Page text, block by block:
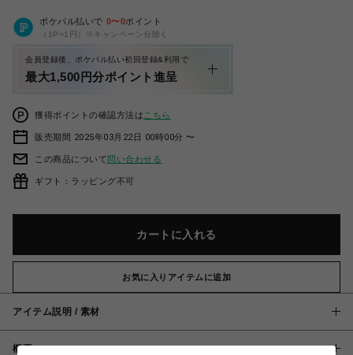
ポケパル払いで 0〜0ポイント
（1P=1円）※キャンペーン分除く
会員登録後、ポケパル払い初回登録&利用で
最大1,500円分ポイント進呈
獲得ポイントの確認方法は こちら
販売期間 2025年03月22日 00時00分 〜
この商品について問い合わせる
ギフト：ラッピング不可
カートに入れる
お気に入りアイテムに追加
アイテム説明 / 素材
概要